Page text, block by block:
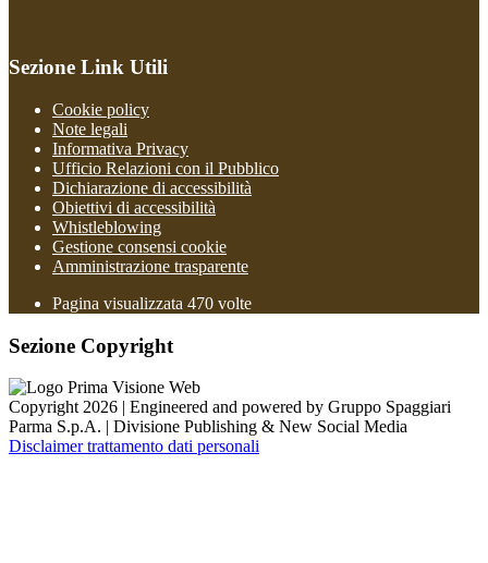
Sezione Link Utili
Cookie policy
Note legali
Informativa Privacy
Ufficio Relazioni con il Pubblico
Dichiarazione di accessibilità
Obiettivi di accessibilità
Whistleblowing
Gestione consensi cookie
Amministrazione trasparente
Pagina visualizzata 470 volte
Sezione Copyright
Copyright 2026 | Engineered and powered by Gruppo Spaggiari
Parma S.p.A. | Divisione Publishing & New Social Media
Disclaimer trattamento dati personali